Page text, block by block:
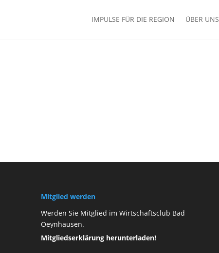
IMPULSE FÜR DIE REGION ÜBER UNS
Mitglied werden
Werden Sie Mitglied im Wirtschaftsclub Bad
Oeynhausen.
Mitgliedserklärung herunterladen!